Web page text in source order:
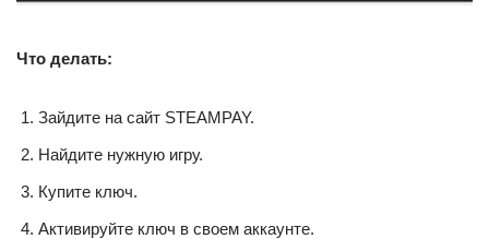
Что делать:
Зайдите на сайт STEAMPAY.
Найдите нужную игру.
Купите ключ.
Активируйте ключ в своем аккаунте.